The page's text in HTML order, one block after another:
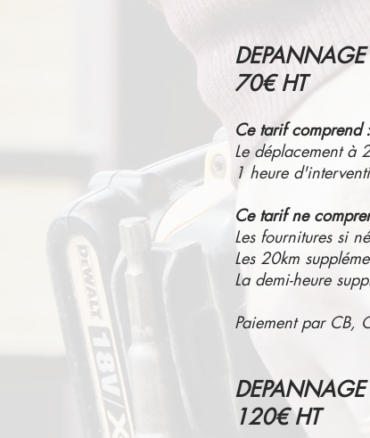
70€ HT
Ce tarif comprend :
Le déplacement à
1 heure
Ce tarif ne
Les fournitures si
Les 20km
La demi-heure
Paiement par CB,
DEPANNAGE
120€ HT